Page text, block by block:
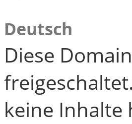
Deutsch
Diese
keine Inhalte